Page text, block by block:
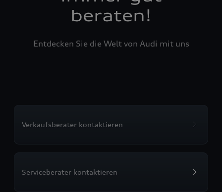
beraten!
Entdecken Sie die Welt von Audi mit uns
Verkaufsberater kontaktieren
Serviceberater kontaktieren